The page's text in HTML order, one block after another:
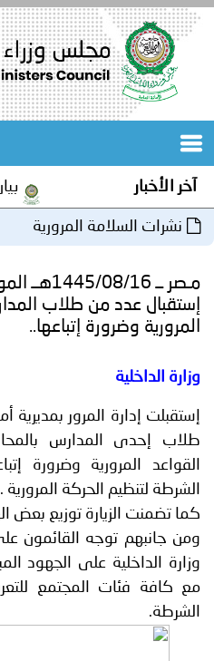
الرئيسية
و
اجتماعات
جهود
و
إنجازات
برامج
توعوية
الخدمات
الإلكترونية
صور
وفيديو
مجلة
أصداء
الأمانة
إعلانات
من
نحن
اتصل
آخر الأخبار بيان
نشرات السلامة المرورية
إستقبال عدد من طلاب
المرورية وضرورة إتباعها..
وزارة الداخلية
إستقبلت إدارة المرور
طلاب إحدى المدارس
القواعد المرورية وضرورة
الشرطة لتنظيم الحركة المرورية .
كما تضمنت الزيارة توزيع بعض
ومن جانبهم توجه القائمون
وزارة الداخلية على الجهود
مع كافة فئات المجتمع
الشرطة.